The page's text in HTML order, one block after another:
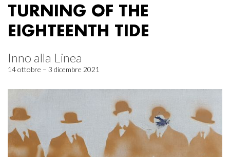
TURNING OF THE
EIGHTEENTH TIDE
Inno alla Linea
14 ottobre – 3 dicembre 2021